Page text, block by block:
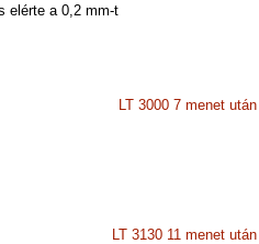
elérte a 0,2 mm-t
LT 3000 7 menet után
LT 3130 11 menet után